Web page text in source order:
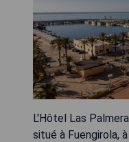
L'Hôtel Las
situé à Fuengirola,